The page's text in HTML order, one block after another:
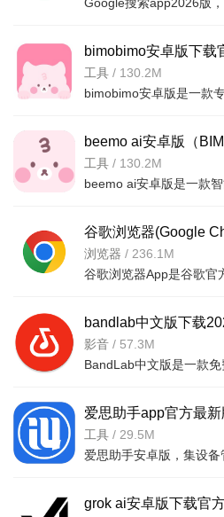
谷歌浏览器怎么同步书签？
打开Chrome，点击右上角三点
书签、密码、历史记录等。注意：
具才能正常连接谷歌服务器。
进入Chrome设置，找到“主题”选
可设置为跟随系统主题。部分旧版
谷歌浏览器如何安装扩展插件
安卓版Chrome仅支持部分扩展
Chrome Web Store安装兼容的扩展
安全风险。
bimobimo安卓版下载
v2.50.5最新安卓版
工具 / 130.2M
beemo ai安卓版（
2026官方免费版
版
工具 / 130.2M
谷歌浏览器(Google
2026最新版
浏览器 / 236.1M
bandlab中文版下载
v11.28.2 2026安卓免
影音 / 57.3M
爱思助手app官方最新
2026v1.22.2安卓版
工具 / 29.5M
grok ai安卓版下载官